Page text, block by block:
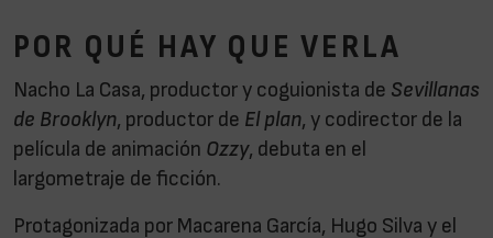
POR QUÉ HAY QUE VERLA
Nacho La Casa, productor y coguionista de Sevillanas
de Brooklyn, productor de El plan, y codirector de la
película de animación Ozzy, debuta en el
largometraje de ficción.
Protagonizada por Macarena García, Hugo Silva y el